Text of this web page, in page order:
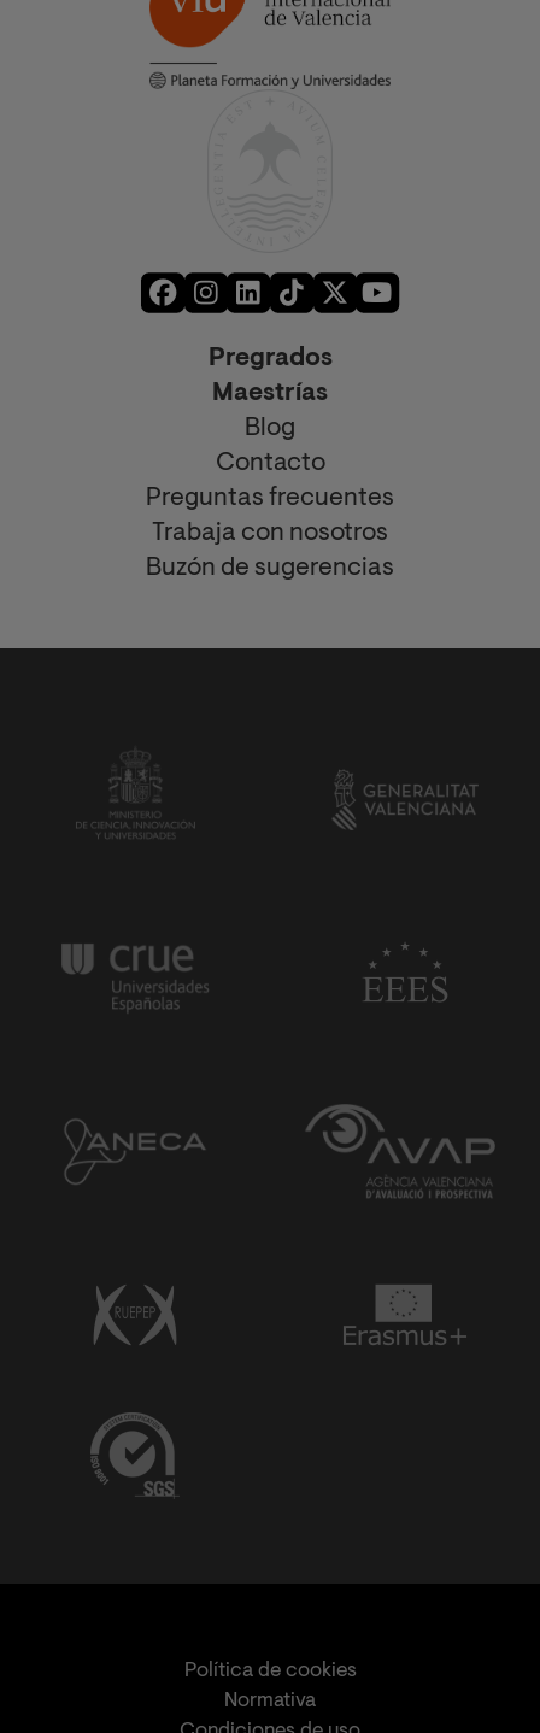
Pregrados
Maestrías
Blog
Contacto
Preguntas frecuentes
Trabaja con nosotros
Buzón de sugerencias
Política de cookies
Normativa